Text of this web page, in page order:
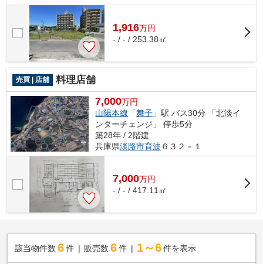
1,916万円
- / - / 253.38㎡
売買 | 店舗 料理店舗
7,000万円
山陽本線 「舞子 」駅 バス30分 「北淡イ
ンターチェンジ」 停歩5分
築28年 / 2階建
兵庫県淡路市育波 ６３２－１
7,000万円
- / - / 417.11㎡
該当物件数 6件 販売数 6 件 1～6 件を表示